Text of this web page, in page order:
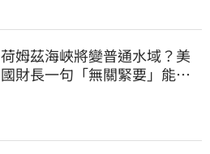
荷姆茲海峽將變普通水域？美
國財長一句「無關緊要」能源